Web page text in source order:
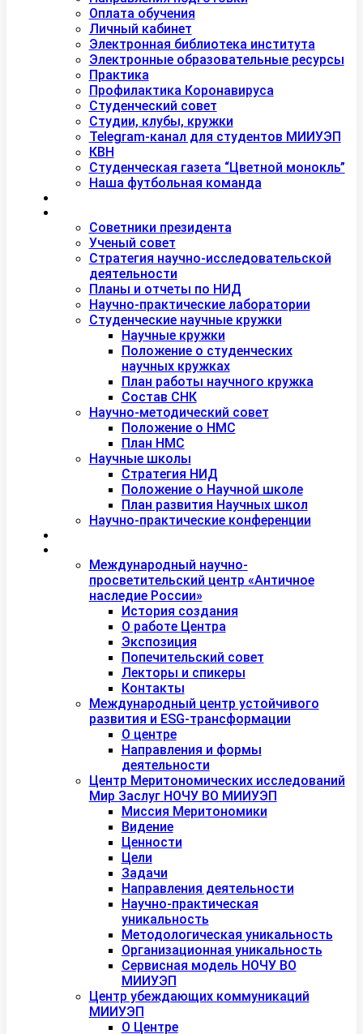
Оплата обучения
Личный кабинет
Электронная библиотека института
Электронные образовательные ресурсы
Практика
Профилактика Коронавируса
Студенческий совет
Студии, клубы, кружки
Telegram-канал для студентов МИИУЭП
КВН
Студенческая газета “Цветной монокль”
Наша футбольная команда
Советники президента
Ученый совет
Стратегия научно-исследовательской
деятельности
Планы и отчеты по НИД
Научно-практические лаборатории
Студенческие научные кружки
Научные кружки
Положение о студенческих
научных кружках
План работы научного кружка
Состав СНК
Научно-методический совет
Положение о НМС
План НМС
Научные школы
Стратегия НИД
Положение о Научной школе
План развития Научных школ
Научно-практические конференции
Международный научно-
просветительский центр «Античное
наследие России»
История создания
О работе Центра
Экспозиция
Попечительский совет
Лекторы и спикеры
Контакты
Международный центр устойчивого
развития и ESG-трансформации
О центре
Направления и формы
деятельности
Центр Меритономических исследований
Мир Заслуг НОЧУ ВО МИИУЭП
Миссия Меритономики
Видение
Ценности
Цели
Задачи
Направления деятельности
Научно-практическая
уникальность
Методологическая уникальность
Организационная уникальность
Сервисная модель НОЧУ ВО
МИИУЭП
Центр убеждающих коммуникаций
МИИУЭП
О Центре